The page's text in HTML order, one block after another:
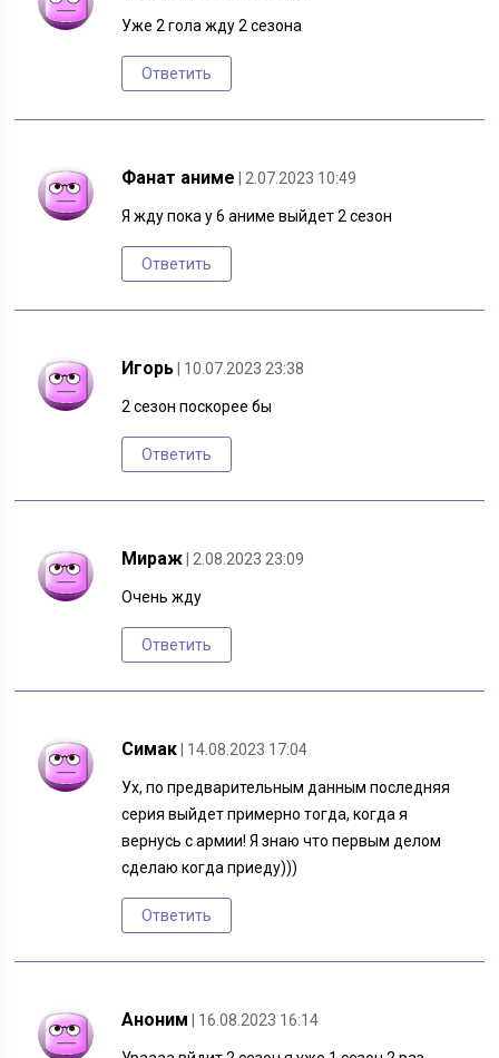
Уже 2 гола жду 2 сезона
Ответить
Фанат аниме | 2.07.2023 10:49
Я жду пока у 6 аниме выйдет 2 сезон
Ответить
Игорь | 10.07.2023 23:38
2 сезон поскорее бы
Ответить
Мираж | 2.08.2023 23:09
Очень жду
Ответить
Симак | 14.08.2023 17:04
Ух, по предварительным данным последняя
серия выйдет примерно тогда, когда я
вернусь с армии! Я знаю что первым делом
сделаю когда приеду)))
Ответить
Аноним | 16.08.2023 16:14